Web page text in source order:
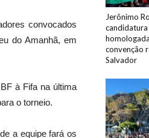
convocados
do Amanhã, em
à Fifa na última
o torneio.
a equipe fará os
Jerônimo
candidatura
convenção
Salvador